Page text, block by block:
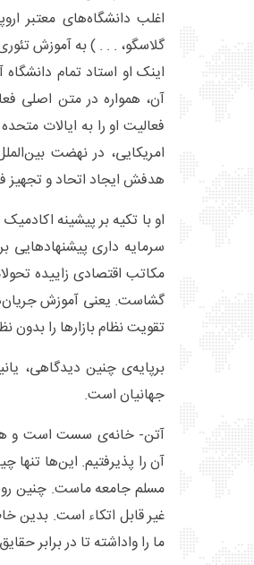
اغلب دانشگاه‌های معتبر
گلاسگو، . . . ) به آموزش
اینک او استاد تمام
آن، همواره در متن اصلی
فعالیت او را به ایالات
هدفش ایجاد اتحاد و
او با تکیه بر پیشینه
سرمایه داری پیشنهادهایی
مکاتب اقتصادی زاییده
گشاست. یعنی آموزش
تقویت نظام بازارها را بدون
جهانیان است.
آتن- خانه‌ی سست است و
آن را پذیرفتیم. ‌این‌ها
مسلم جامعه ماست. چنین
غیر قابل اتکاء است. بدین
ما را واداشته تا در برابر